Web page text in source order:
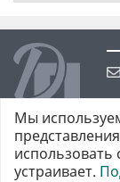
Мы
использовать
устраивает.